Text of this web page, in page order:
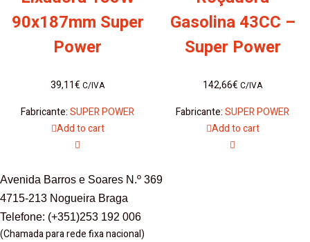
90x187mm Super
Power
39,11€ C/IVA
Fabricante:SUPER POWER
Add to cart
Gasolina 43CC –
Super Power
142,66€ C/IVA
Fabricante:SUPER POWER
Add to cart
Avenida Barros e Soares N.º 369
4715-213 Nogueira Braga
Telefone: (+351)253 192 006
(Chamada para rede fixa nacional)